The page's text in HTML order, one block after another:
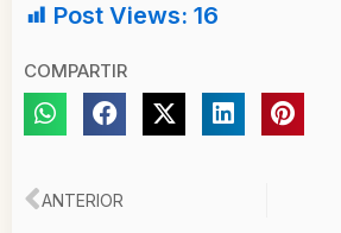
Post Views: 16
COMPARTIR
Ant
ANTERIOR